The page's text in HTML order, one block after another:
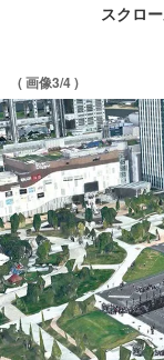
スクロ
( 画像3/4 )